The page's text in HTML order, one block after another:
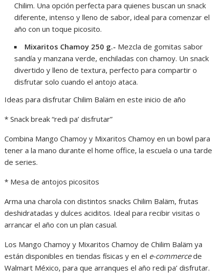
Chilim. Una opción perfecta para quienes buscan un snack
diferente, intenso y lleno de sabor, ideal para comenzar el
año con un toque picosito.
Mixaritos Chamoy 250 g.- Mezcla de gomitas sabor
sandía y manzana verde, enchiladas con chamoy. Un snack
divertido y lleno de textura, perfecto para compartir o
disfrutar solo cuando el antojo ataca.
Ideas para disfrutar Chilim Baläm en este inicio de año
* Snack break “redi pa’ disfrutar”
Combina Mango Chamoy y Mixaritos Chamoy en un bowl para
tener a la mano durante el home office, la escuela o una tarde
de series.
* Mesa de antojos picositos
Arma una charola con distintos snacks Chilim Baläm, frutas
deshidratadas y dulces aciditos. Ideal para recibir visitas o
arrancar el año con un plan casual.
Los Mango Chamoy y Mixaritos Chamoy de Chilim Baläm ya
están disponibles en tiendas físicas y en el e-commercede
Walmart México, para que arranques el año redi pa’ disfrutar.